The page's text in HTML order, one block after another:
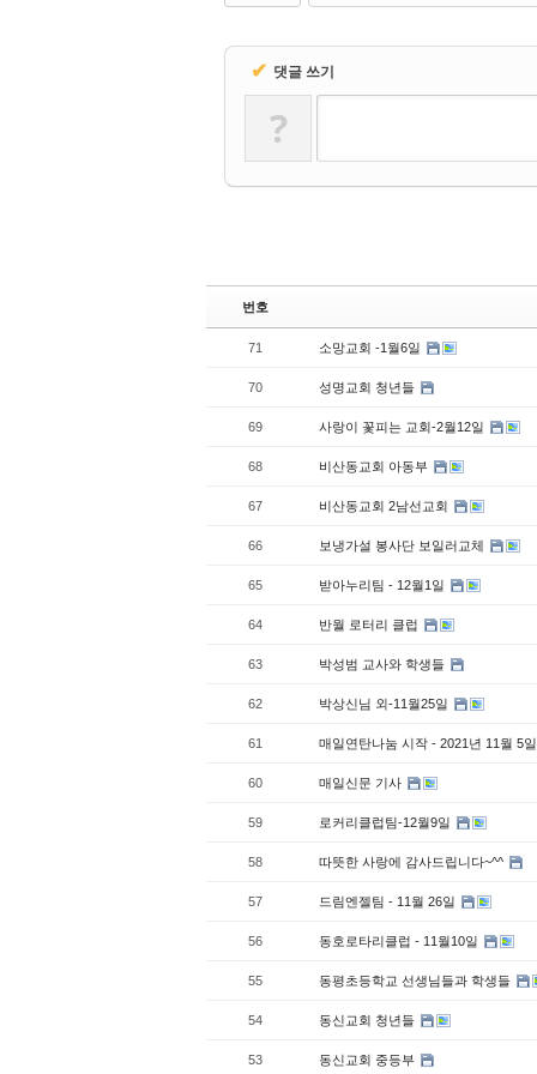
✔ 댓글 쓰기
?
번호
71 소망교회 -1월6일
70 성명교회 청년들
69 사랑이 꽃피는 교회-2월12일
68 비산동교회 아동부
67 비산동교회 2남선교회
66 보냉가설 봉사단 보일러교체
65 받아누리팀 - 12월1일
64 반월 로터리 클럽
63 박성범 교사와 학생들
62 박상신님 외-11월25일
61 매일연탄나눔 시작 - 2021년 11월 5
60 매일신문 기사
59 로커리클럽팀-12월9일
58 따뜻한 사랑에 감사드립니다~^^
57 드림엔젤팀 - 11월 26일
56 동호로타리클럽 - 11월10일
55 동평초등학교 선생님들과 학생들
54 동신교회 청년들
53 동신교회 중등부